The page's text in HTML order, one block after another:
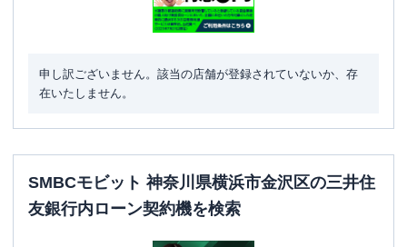
申し訳ございません。該当の店舗が登録されていないか、存
在いたしません。
SMBCモビット 神奈川県横浜市金沢区の三井住
友銀行内ローン契約機を検索